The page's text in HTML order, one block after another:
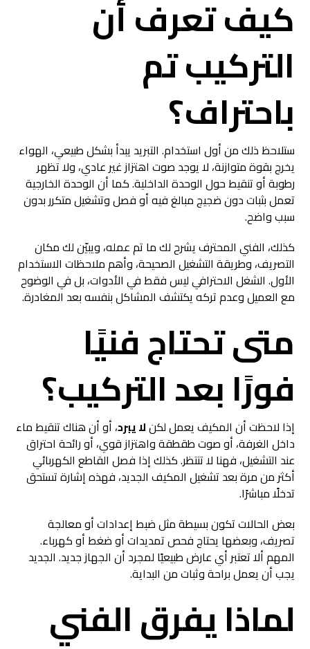
كيف تعرف أن
التركيب تم
باحتراف؟
ستلاحظ ذلك من أول استخدام. التبريد يبدأ بشكل طبيعي، الهواء
يخرج بقوة متوازنة، لا يوجد صوت اهتزاز غير عادي، ولا تظهر
رطوبة أو تنقيط حول الوحدة الداخلية. كما أن الوحدة الخارجية
تعمل بثبات دون ضجيج مبالغ فيه أو فصل وتشغيل متكرر بدون
سبب واضح.
كذلك، الفني المحترف يشرح لك ما تم عمله، ويبيّن لك مكان
التصريف، وطريقة التشغيل الصحيحة، وأهم ملاحظات الاستخدام
الأول. الشغل الاحترافي ليس فقط في الأدوات، بل في الوضوح
مع العميل وعدم تركه يكتشف المشاكل بنفسه بعد المغادرة.
متى تحتاج فنيًا
فورًا بعد التركيب؟
إذا لاحظت أن المكيف يعمل لكنلا يبرد، أو أن هناك تنقيط ماء
داخل الغرفة، أو صوت طقطقة واهتزاز قوي، أو رائحة احتراق
عند التشغيل، فهنا لا تنتظر. كذلك إذا فصل القاطع الكهربائي
أكثر من مرة بعد تشغيل المكيف الجديد، فهذه إشارة تستحق
تدخلًا مباشرًا.
بعض الحالات تكون بسيطة مثل ضبط إعدادات أو معالجة
تصريف، وبعضها يحتاج فحص تمديدات أو ضغط أو كهرباء.
المهم ألا تعتبر أي عارض طبيعيًا لمجرد أن الجهاز جديد. الجديد
يجب أن يعمل براحة وثبات من البداية.
لماذا يفرق الفني